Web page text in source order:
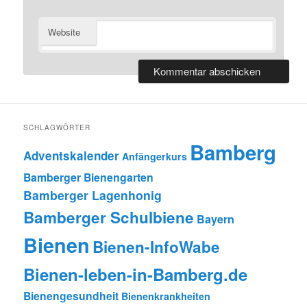
Website
SCHLAGWÖRTER
Adventskalender Anfängerkurs Bamberg
Bamberger Bienengarten
Bamberger Lagenhonig
Bamberger Schulbiene Bayern
Bienen Bienen-InfoWabe
Bienen-leben-in-Bamberg.de
Bienengesundheit Bienenkrankheiten